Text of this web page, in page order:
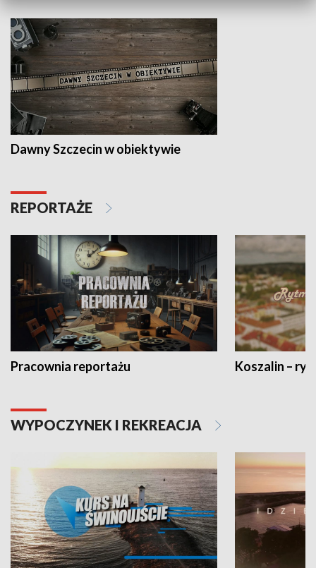
Dawny Szczecin w obiektywie
REPORTAŻE
Pracownia reportażu Koszalin –
WYPOCZYNEK I REKREACJA